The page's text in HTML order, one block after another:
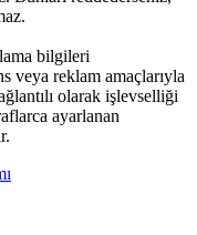
bilgileri
veya reklam amaçlarıyla
olarak işlevselliği
ayarlanan